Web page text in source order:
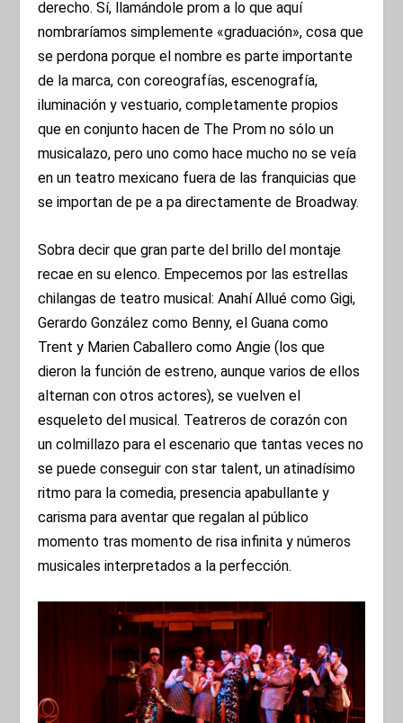
derecho. Sí, llamándole prom a lo que aquí
nombraríamos simplemente «graduación», cosa que
se perdona porque el nombre es parte importante
de la marca, con coreografías, escenografía,
iluminación y vestuario, completamente propios
que en conjunto hacen de The Prom no sólo un
musicalazo, pero uno como hace mucho no se veía
en un teatro mexicano fuera de las franquicias que
se importan de pe a pa directamente de Broadway.
Sobra decir que gran parte del brillo del montaje
recae en su elenco. Empecemos por las estrellas
chilangas de teatro musical: Anahí Allué como Gigi,
Gerardo González como Benny, el Guana como
Trent y Marien Caballero como Angie (los que
dieron la función de estreno, aunque varios de ellos
alternan con otros actores), se vuelven el
esqueleto del musical. Teatreros de corazón con
un colmillazo para el escenario que tantas veces no
se puede conseguir con star talent, un atinadísimo
ritmo para la comedia, presencia apabullante y
carisma para aventar que regalan al público
momento tras momento de risa infinita y números
musicales interpretados a la perfección.